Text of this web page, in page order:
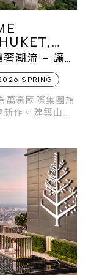
潮流 - 讓奢
SPRING
萬豪國際集團旗
作。建築由三